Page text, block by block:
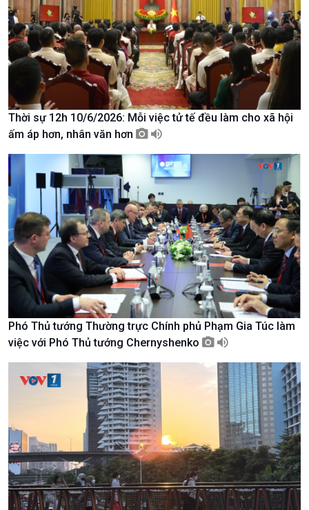
Văn hoá & Du lịch
Tin Văn hoá & Du lịch
Chát với người nổi tiếng
Câu chuyện Thể thao
Multimedia
Ảnh
Video
Infographic
E-Magazine
Thời sự 12h 10/6/2026: Mỗi việc tử tế đều làm cho xã hội
ấm áp hơn, nhân văn hơn
Phó Thủ tướng Thường trực Chính phủ Phạm Gia Túc làm
việc với Phó Thủ tướng Chernyshenko